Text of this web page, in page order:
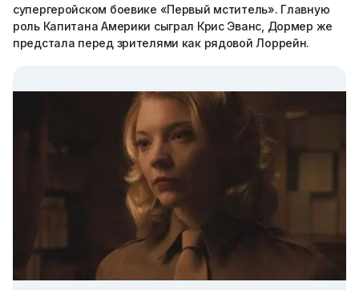
супергеройском боевике «Первый мститель». Главную
роль Капитана Америки сыграл Крис Эванс, Дормер же
предстала перед зрителями как рядовой Лоррейн.